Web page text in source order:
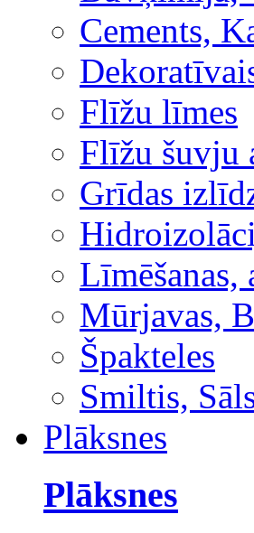
Cements,
Flīžu līmes
Flīžu šuvju
Grīdas
Līmēšanas,
Mūrjavas,
Špakteles
Smiltis,
Plāksnes
Plāksnes